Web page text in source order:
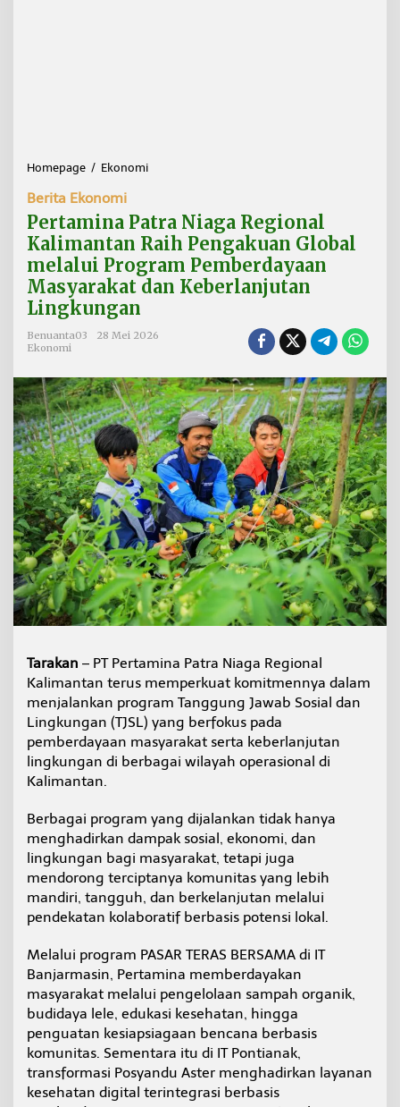
Homepage / Ekonomi
t
a
m
i
n
a
a
N
i
a
g
a
R
e
g
i
o
n
a
l
K
a
m
a
n
a
n
R
P
e
n
g
u
n
G
b
a
l
m
l
Berita Ekonomi
Pertamina Patra Niaga Regional
Kalimantan Raih Pengakuan Global
melalui Program Pemberdayaan
Masyarakat dan Keberlanjutan
Lingkungan
Benuanta03
28 Mei 2026
Ekonomi
Tarakan – PT Pertamina Patra Niaga Regional
Kalimantan terus memperkuat komitmennya dalam
menjalankan program Tanggung Jawab Sosial dan
Lingkungan (TJSL) yang berfokus pada
pemberdayaan masyarakat serta keberlanjutan
lingkungan di berbagai wilayah operasional di
Kalimantan.
Berbagai program yang dijalankan tidak hanya
menghadirkan dampak sosial, ekonomi, dan
lingkungan bagi masyarakat, tetapi juga
mendorong terciptanya komunitas yang lebih
mandiri, tangguh, dan berkelanjutan melalui
pendekatan kolaboratif berbasis potensi lokal.
Melalui program PASAR TERAS BERSAMA di IT
Banjarmasin, Pertamina memberdayakan
masyarakat melalui pengelolaan sampah organik,
budidaya lele, edukasi kesehatan, hingga
penguatan kesiapsiagaan bencana berbasis
komunitas. Sementara itu di IT Pontianak,
transformasi Posyandu Aster menghadirkan layanan
kesehatan digital terintegrasi berbasis